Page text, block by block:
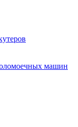
машин